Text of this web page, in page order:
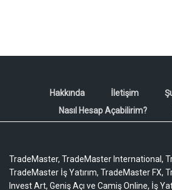
Hakkında İletişim
Nasıl Hesap Açabilirim?
TradeMaster, TradeMaster International,
TradeMaster İş Yatırım, TradeMaster FX,
Invest Art, Geniş Açı ve Camiş Online, İş